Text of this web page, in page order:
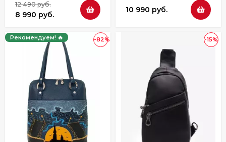
12 490 руб.
8 990 руб.
10 990 руб.
-82%
Рекомендуем! 🔥 -15%